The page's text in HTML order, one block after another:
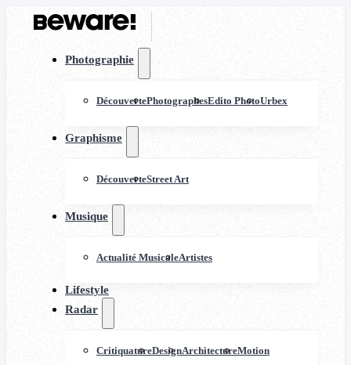
Photographie
DécouvertePhotographesEdito PhotoUrbex
Graphisme
DécouverteStreet Art
Musique
Actualité MusicaleArtistes
Lifestyle
Radar
CritiquatureDesignArchitectureMotion